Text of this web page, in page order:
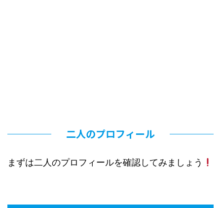
二人のプロフィール
まずは二人のプロフィールを確認してみましょう